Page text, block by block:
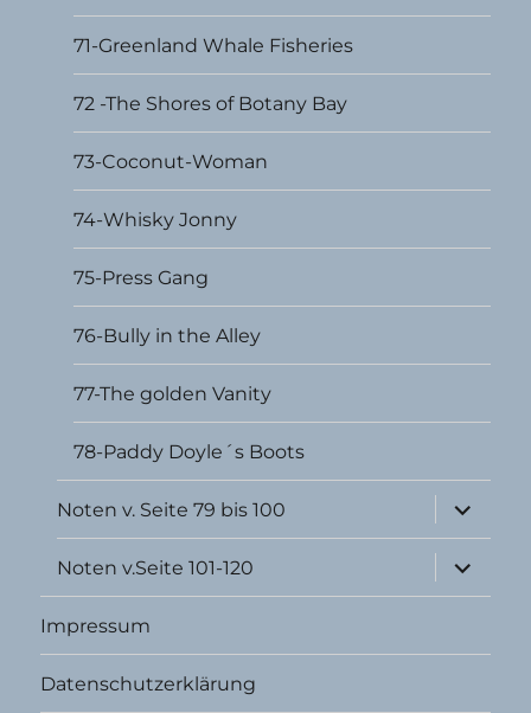
71-Greenland Whale Fisheries
72 -The Shores of Botany Bay
73-Coconut-Woman
74-Whisky Jonny
75-Press Gang
76-Bully in the Alley
77-The golden Vanity
78-Paddy Doyle´s Boots
Noten v. Seite 79 bis 100
öffnen
Noten v.Seite 101-120
öffnen
Impressum
Datenschutzerklärung